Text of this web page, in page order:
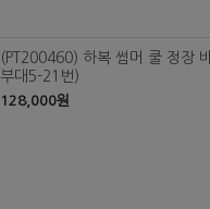
(PT200460) 하복 썸머 쿨 정장
부대5-21번)
128,000원